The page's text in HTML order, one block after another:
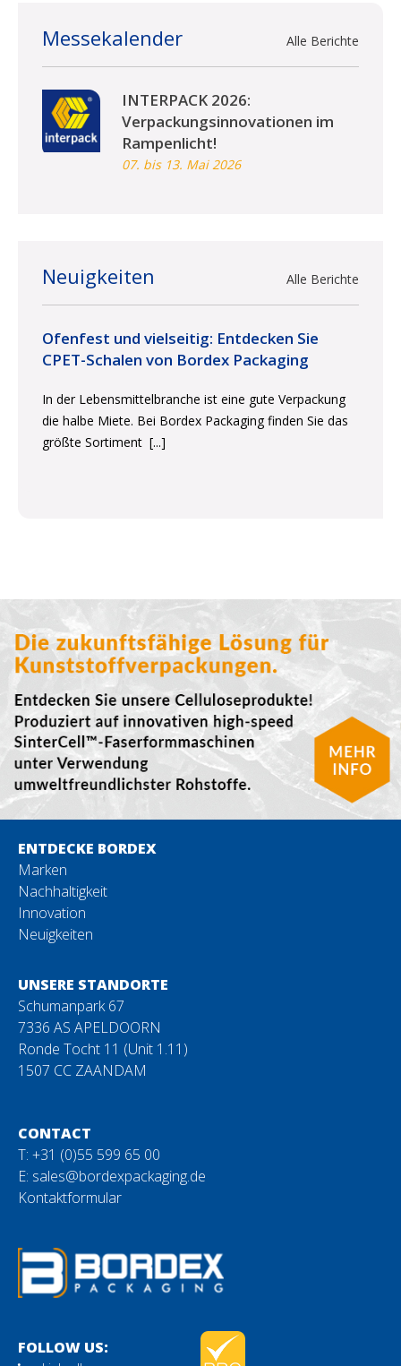
Messekalender Alle Berichte
INTERPACK 2026:
Verpackungsinnovationen im
Rampenlicht!
07. bis 13. Mai 2026
Neuigkeiten Alle Berichte
Ofenfest und vielseitig: Entdecken Sie
CPET-Schalen von Bordex Packaging
In der Lebensmittelbranche ist eine gute Verpackung
die halbe Miete. Bei Bordex Packaging finden Sie das
größte Sortiment [...]
ENTDECKE BORDEX
Marken
Nachhaltigkeit
Innovation
Neuigkeiten
UNSERE STANDORTE
Schumanpark 67
7336 AS APELDOORN
Ronde Tocht 11 (Unit 1.11)
1507 CC ZAANDAM
CONTACT
T: +31 (0)55 599 65 00
E: sales@bordexpackaging.de
Kontaktformular
FOLLOW US: